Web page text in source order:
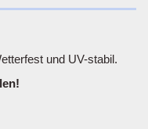
und UV-stabil.